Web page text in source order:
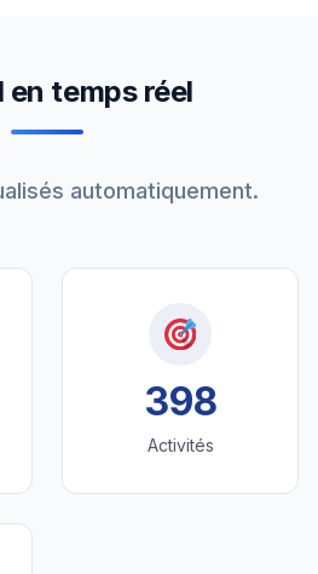
en temps réel
automatiquement.
398
Activités